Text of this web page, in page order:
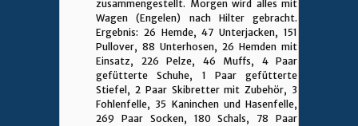
zusammengestellt. Morgen wird alles mit
Wagen (Engelen) nach Hilter gebracht.
Ergebnis: 26 Hemde, 47 Unterjacken, 151
Pullover, 88 Unterhosen, 26 Hemden mit
Einsatz, 226 Pelze, 46 Muffs, 4 Paar
gefütterte Schuhe, 1 Paar gefütterte
Stiefel, 2 Paar Skibretter mit Zubehör, 3
Fohlenfelle, 35 Kaninchen und Hasenfelle,
269 Paar Socken, 180 Schals, 78 Paar